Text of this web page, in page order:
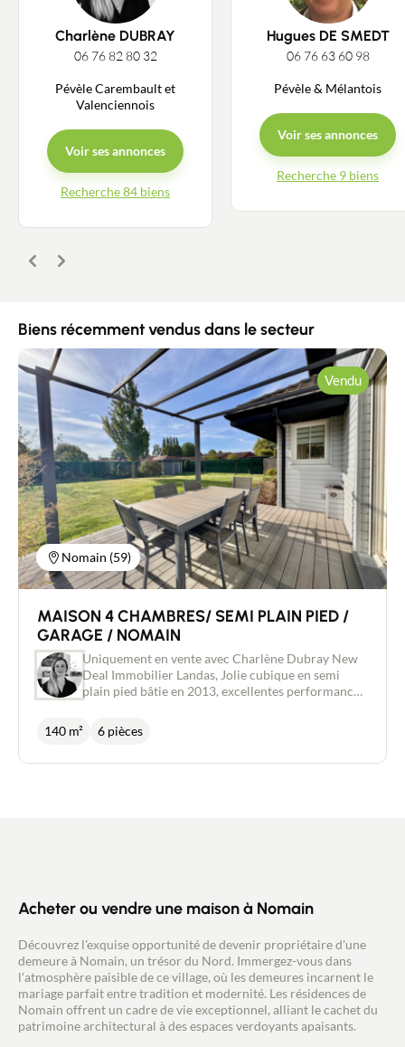
Contacter un conseiller
Estimer/Vendre
Recrutement
Actualités
Guides
Contact
Charlène DUBRAY
06 76 82 80 32
Pévèle Carembault et
Valenciennois
Voir ses annonces
Recherche 84 biens
Hugues DE SMEDT
06 76 63 60 98
Pévèle & Mélantois
Voir ses annonces
Recherche 9 biens
Précédent
Suivant
Biens récemment vendus dans le secteur
Nomain (59)
Vendu
MAISON 4 CHAMBRES/ SEMI PLAIN PIED /
GARAGE / NOMAIN
Uniquement en vente avec Charlène Dubray New
Deal Immobilier Landas, Jolie cubique en semi
plain pied bâtie en 2013, excellentes performances
Vous y trouverez une entrée séparée, une pièce de
vie lumineuse bien orientée avec un poêle à bois,
récupération et filtration des eaux de pluie par une
cuve de 10m3 pour de belles économies d'eau,
électriques centralisés, vidéosurveillance avec
alarme...
140 m² 6 pièces
Acheter ou vendre une maison à Nomain
Découvrez l'exquise opportunité de devenir propriétaire d'une
demeure à Nomain, un trésor du Nord. Immergez-vous dans
l'atmosphère paisible de ce village, où les demeures incarnent le
mariage parfait entre tradition et modernité. Les résidences de
Nomain offrent un cadre de vie exceptionnel, alliant le cachet du
patrimoine architectural à des espaces verdoyants apaisants.